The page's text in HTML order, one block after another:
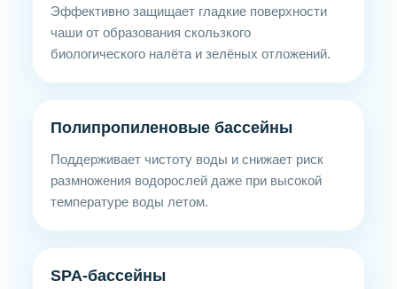
Эффективно защищает гладкие поверхности
чаши от образования скользкого
биологического налёта и зелёных отложений.
Полипропиленовые бассейны
Поддерживает чистоту воды и снижает риск
размножения водорослей даже при высокой
температуре воды летом.
SPA-бассейны